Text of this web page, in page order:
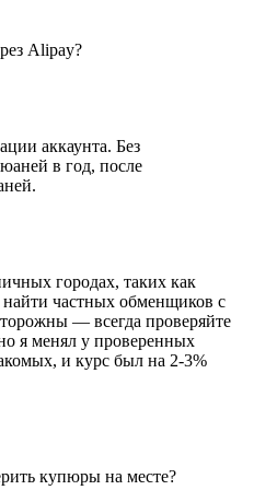
Alipay?
аккаунта. Без
в год, после
городах, таких как
частных обменщиков с
— всегда проверяйте
я менял у проверенных
и курс был на 2-3%
купюры на месте?